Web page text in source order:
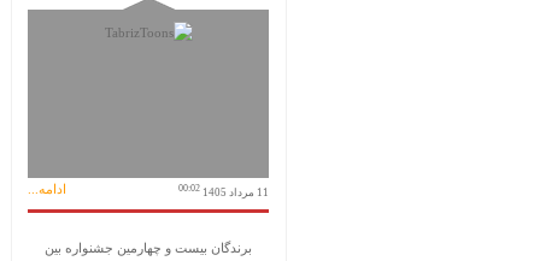
11 مرداد 1405 00:02 ادامه...
برندگان بیست و چهارمین جشنواره بین